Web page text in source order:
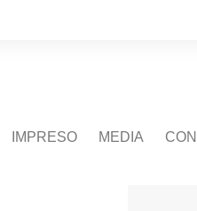
IMPRESO MEDIA